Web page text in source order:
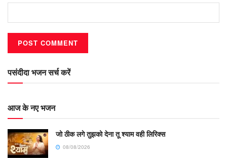
पसंदीदा भजन सर्च करें
आज के नए भजन
जो ठीक लगे तुझको देना तू श्याम वही लिरिक्स
08/08/2026